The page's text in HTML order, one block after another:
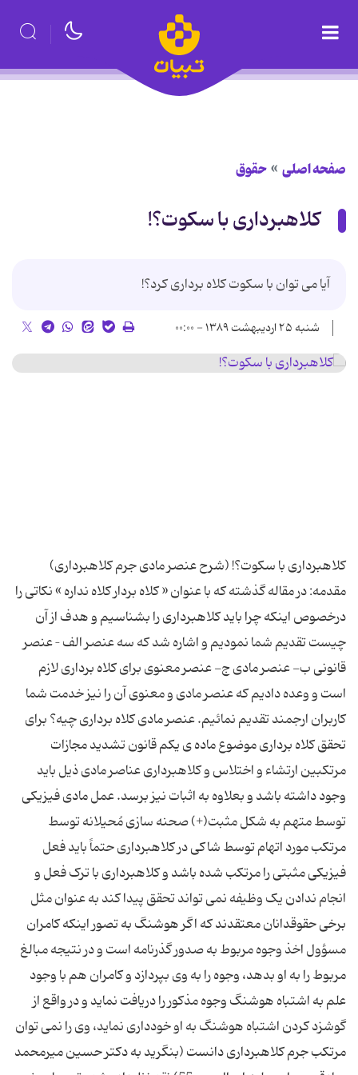
صفحه اصلی حقوق
کلاهبرداری با سکوت؟!
آیا می توان با سکوت کلاه برداری کرد؟!
شنبه ۲۵ اردیبهشت ۱۳۸۹ - ۰۰:۰۰
کلاهبرداری با سکوت؟! (شرح عنصر مادی جرم کلاهبرداری)
مقدمه: در مقاله گذشته که با عنوان « کلاه بردار کلاه نداره » نکاتی را
درخصوص اینکه چرا باید کلاهبرداری را بشناسیم و هدف از آن
چیست تقدیم شما نمودیم و اشاره شد که سه عنصر الف – عنصر
قانونی ب- عنصر مادی ج- عنصر معنوی برای کلاه برداری لازم
است و وعده دادیم که عنصر مادی و معنوی آن را نیز خدمت شما
کاربران ارجمند تقدیم نمائیم. عنصر مادی کلاه برداری چیه؟ برای
تحقق کلاه برداری موضوع ماده ی یکم قانون تشدید مجازات
مرتکبین ارتشاء و اختلاس و کلاهبرداری عناصر مادی ذیل باید
وجود داشته باشد و بعلاوه به اثبات نیز برسد. عمل مادی فیزیکی
توسط متهم به شکل مثبت(+) صحنه سازی مُحیلانه توسط
مرتکب مورد اتهام توسط شاکی در کلاهبرداری حتماً باید فعل
فیزیکی مثبتی را مرتکب شده باشد و کلاهبرداری با ترک فعل و
انجام ندادن یک وظیفه نمی تواند تحقق پیدا کند به عنوان مثل
برخی حقوقدانان معتقدند که اگر هوشنگ به تصور اینکه کامران
مسؤول اخذ وجوه مربوط به صدور گذرنامه است و در نتیجه مبالغ
مربوط را به او بدهد، وجوه را به وی بپردازد و کامران هم با وجود
علم به اشتباه هوشنگ وجوه مذکور را دریافت نماید و در واقع از
گوشزد کردن اشتباه هوشنگ به او خودداری نماید، وی را نمی توان
مرتکب جرم کلاهبرداری دانست (بنگرید به دکتر حسین میرمحمد